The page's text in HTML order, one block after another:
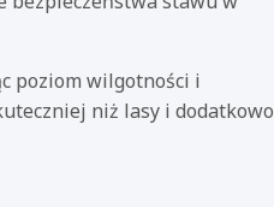
poziom wilgotności i
niż lasy i dodatkowo